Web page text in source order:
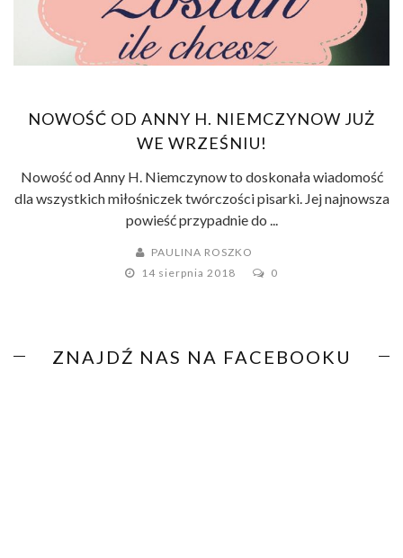
NOWOŚĆ OD ANNY H. NIEMCZYNOW JUŻ
WE WRZEŚNIU!
Nowość od Anny H. Niemczynow to doskonała wiadomość
dla wszystkich miłośniczek twórczości pisarki. Jej najnowsza
powieść przypadnie do ...
PAULINA ROSZKO
14 sierpnia 2018
0
ZNAJDŹ NAS NA FACEBOOKU